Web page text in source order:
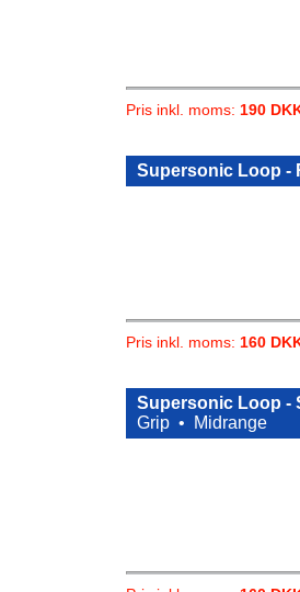
Pris inkl. moms: 190
Supersonic Loop -
Pris inkl. moms: 160
Supersonic Loop -
Grip •
Midrange